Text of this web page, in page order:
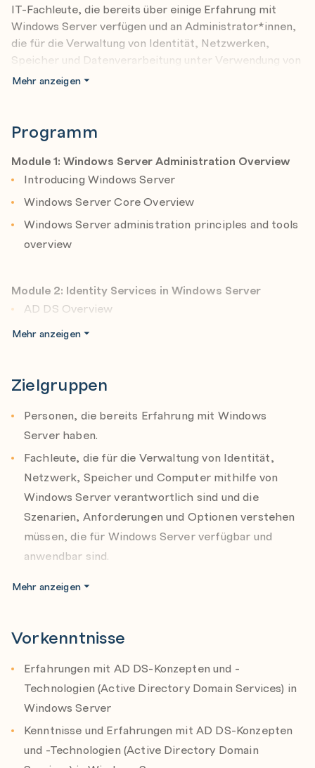
IT-Fachleute, die bereits über einige Erfahrung mit
Windows Server verfügen und an Administrator*innen,
die für die Verwaltung von Identität, Netzwerken,
Speicher und Datenverarbeitung unter Verwendung von
Windows Server verantwortlich sind und die die
anwendbar sind.
Nach Abschluss dieses Trainings haben Sie Wissen zu
folgenden Themen aufgebaut:
Use administrative techniques and tools in Windows
Implement identity Services
Configure file servers and storage
Manage virtual machines using Hyper-V
Apply security features to protect critical
resources
Configure Remote Desktop Services
Configure a virtual machine-based desktop
infrastructure deployment
Implement remote access and web services
Implement service monitoring and performance
monitoring and apply troubleshooting
Perform upgrades and migration related to AD DS,
and storage.
Mehr anzeigen
Programm
Module 1: Windows Server Administration Overview
Introducing Windows Server
Windows Server Core Overview
Windows Server administration principles and tools
overview
Module 2: Identity Services in Windows Server
AD DS Overview
Deploying Windows Server domain controllers
Implementing Group Policy
Active Directory Certificate Services overview
Windows Server
Deploying and managing DHCP
Deploying and managing DNS service
Deploying and managing IPAM
Remote Access Services in Windows Server
Module 4: File Servers and Storage management in
Volumes and File Systems in Windows Server
Implementing Storage Spaces in Windows Server
Implementing Data Deduplication
Deploying Distributed File System
Mehr anzeigen
Zielgruppen
Personen, die bereits Erfahrung mit Windows
Server haben.
Fachleute, die für die Verwaltung von Identität,
Netzwerk, Speicher und Computer mithilfe von
Windows Server verantwortlich sind und die
Szenarien, Anforderungen und Optionen verstehen
müssen, die für Windows Server verfügbar und
anwendbar sind.
Mehr anzeigen
Vorkenntnisse
Erfahrungen mit AD DS-Konzepten und -
Technologien (Active Directory Domain Services) in
Windows Server
Kenntnisse und Erfahrungen mit AD DS-Konzepten
und -Technologien (Active Directory Domain